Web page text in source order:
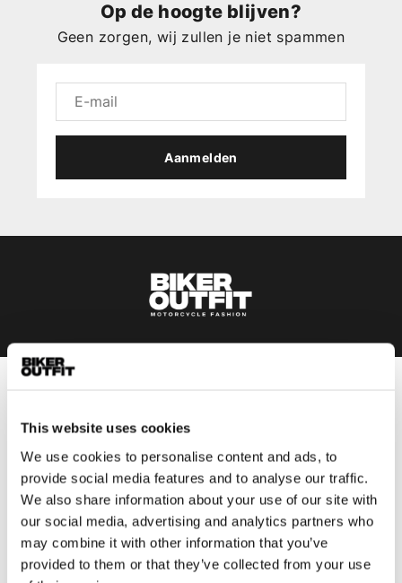
This website uses cookies
We use cookies to personalise content and ads, to
provide social media features and to analyse our traffic.
We also share information about your use of our site with
our social media, advertising and analytics partners who
may combine it with other information that you’ve
provided to them or that they’ve collected from your use
Op de hoogte blijven?
Geen zorgen, wij zullen je niet spammen
Aanmelden
Motorkleding heren
Motorjas heren
Motorbroek heren
Motorpak heren
Motorjeans heren
Motorhoodie heren